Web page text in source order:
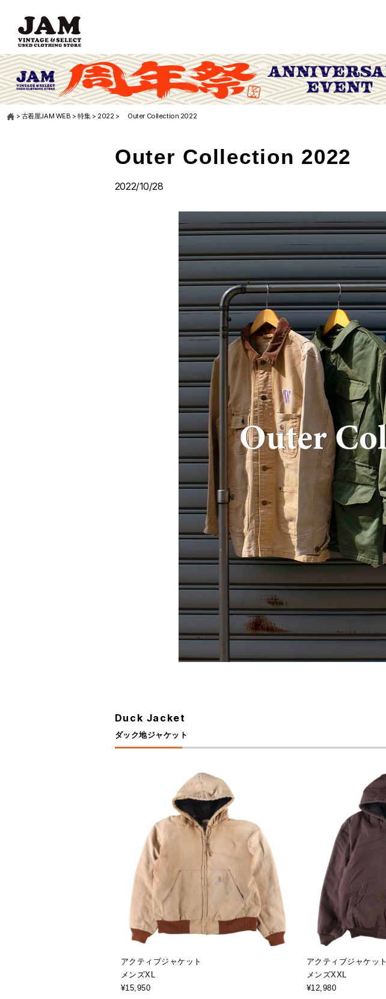
> 古着屋JAM WEB >特集> 2022 > Outer Collection 2022
Outer Collection 2022
2022/10/28
Duck Jacket
ダック地ジャケット
アクティブジャケット
メンズXL
¥15,950
アクティブジャケット
メンズXXL
¥12,980